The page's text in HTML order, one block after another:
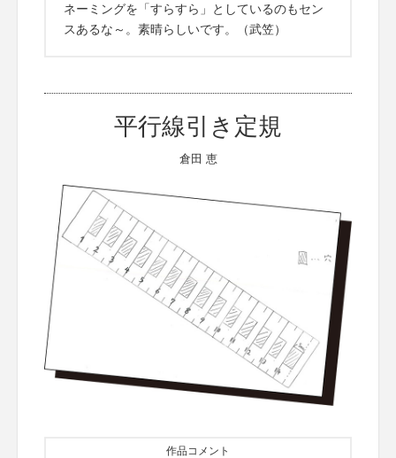
ネーミングを「すらすら」としているのもセン
スあるな～。素晴らしいです。（武笠）
平行線引き定規
倉田 恵
作品コメント